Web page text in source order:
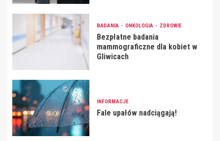
BADANIA ONKOLOGIA ZDROWIE
Bezpłatne badania
mammograficzne dla kobiet w
Gliwicach
INFORMACJE
Fale upałów nadciągają!